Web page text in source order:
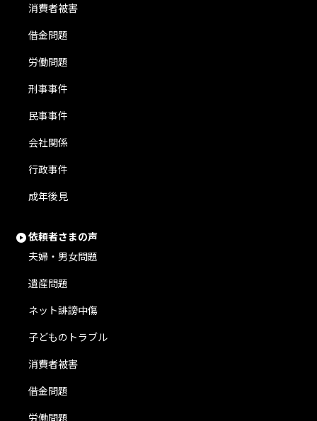
消費者被害
借金問題
労働問題
刑事事件
民事事件
会社関係
行政事件
成年後見
依頼者さまの声
夫婦・男女問題
遺産問題
ネット誹謗中傷
子どものトラブル
消費者被害
借金問題
労働問題